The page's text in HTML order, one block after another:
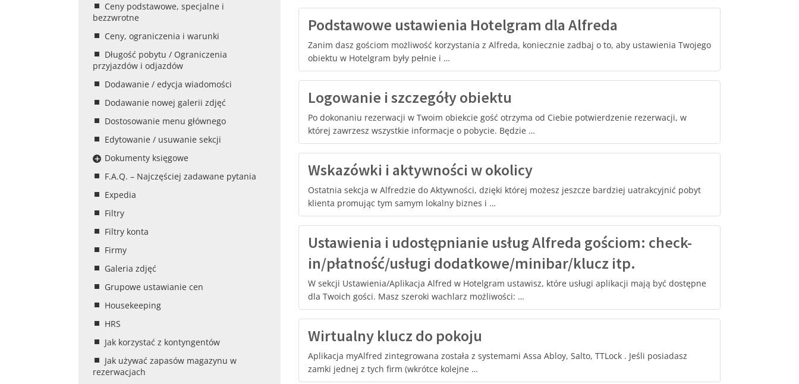
Ceny podstawowe, specjalne i
bezzwrotne
Ceny, ograniczenia i warunki
Długość pobytu / Ograniczenia
przyjazdów i odjazdów
Dodawanie / edycja wiadomości
Dodawanie nowej galerii zdjęć
Dostosowanie menu głównego
Edytowanie / usuwanie sekcji
Dokumenty księgowe
F.A.Q. – Najczęściej zadawane pytania
Expedia
Filtry
Filtry konta
Firmy
Galeria zdjęć
Grupowe ustawianie cen
Housekeeping
HRS
Jak korzystać z kontyngentów
Jak używać zapasów magazynu w
rezerwacjach
Podstawowe ustawienia Hotelgram dla Alfreda
Zanim dasz gościom możliwość korzystania z Alfreda, koniecznie zadbaj o to, aby ustawienia Twojego
obiektu w Hotelgram były pełnie i …
Logowanie i szczegóły obiektu
Po dokonaniu rezerwacji w Twoim obiekcie gość otrzyma od Ciebie potwierdzenie rezerwacji, w
której zawrzesz wszystkie informacje o pobycie. Będzie …
Wskazówki i aktywności w okolicy
Ostatnia sekcja w Alfredzie do Aktywności, dzięki której możesz jeszcze bardziej uatrakcyjnić pobyt
klienta promując tym samym lokalny biznes i …
Ustawienia i udostępnianie usług Alfreda gościom: check-
in/płatność/usługi dodatkowe/minibar/klucz itp.
W sekcji Ustawienia/Aplikacja Alfred w Hotelgram ustawisz, które usługi aplikacji mają być dostępne
dla Twoich gości. Masz szeroki wachlarz możliwości: …
Wirtualny klucz do pokoju
Aplikacja myAlfred zintegrowana została z systemami Assa Abloy, Salto, TTLock . Jeśli posiadasz
zamki jednej z tych firm (wkrótce kolejne …